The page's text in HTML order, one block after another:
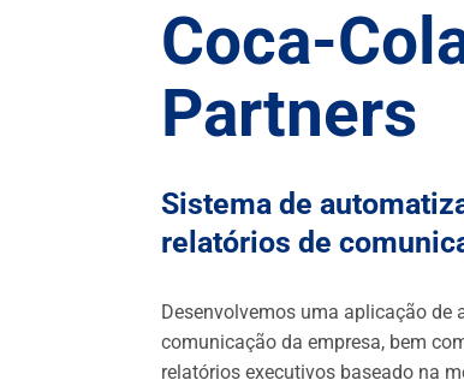
Coca-
Partners
Sistema de
relatórios de
Desenvolvemos uma aplicação de
comunicação da empresa, bem
relatórios executivos baseado na